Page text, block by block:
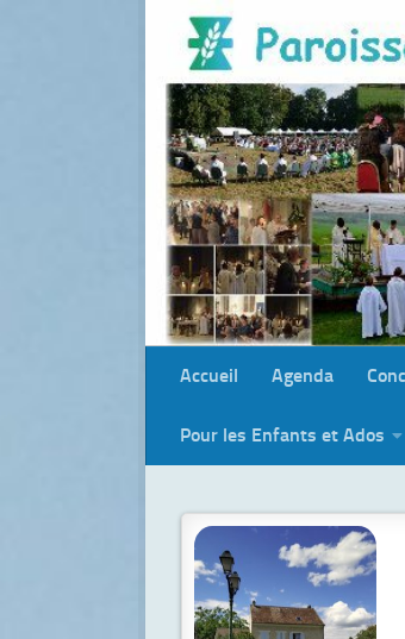
Skip to content
Accueil Agenda
Pour les Enfants et Ados